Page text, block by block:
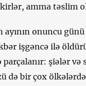
amma təslim
ayının onuncu
işgəncə ilə
parçalanır: şiələr
də bir çox